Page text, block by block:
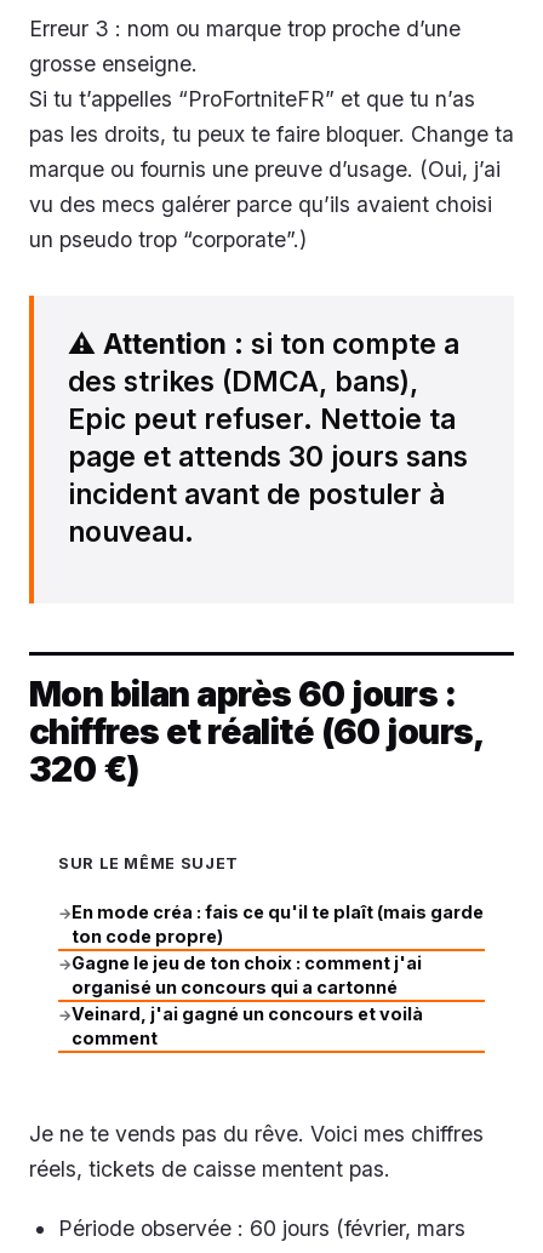
Erreur 3 : nom ou marque trop proche d’une
grosse enseigne.
Si tu t’appelles “ProFortniteFR” et que tu n’as
pas les droits, tu peux te faire bloquer. Change ta
marque ou fournis une preuve d’usage. (Oui, j’ai
vu des mecs galérer parce qu’ils avaient choisi
un pseudo trop “corporate”.)
⚠️ Attention : si ton compte a
des strikes (DMCA, bans),
Epic peut refuser. Nettoie ta
page et attends 30 jours sans
incident avant de postuler à
nouveau.
Mon bilan après 60 jours :
chiffres et réalité (60 jours,
320 €)
SUR LE MÊME SUJET
→ En mode créa : fais ce qu'il te plaît (mais garde
ton code propre)
→Gagne le jeu de ton choix : comment j'ai
organisé un concours qui a cartonné
→Veinard, j'ai gagné un concours et voilà
comment
Je ne te vends pas du rêve. Voici mes chiffres
réels, tickets de caisse mentent pas.
Période observée : 60 jours (février, mars